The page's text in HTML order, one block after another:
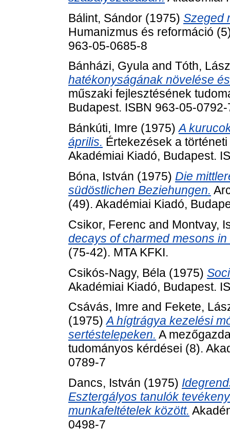
Bálint, Sándor (1975) Szeged
Humanizmus és reformáció
963-05-0685-8
Bánházi, Gyula and Tóth,
hatékonyságának növelése
műszaki fejlesztésének
Budapest. ISBN 963-05-0792-
Bánkúti, Imre (1975)A
április. Értekezések a
Akadémiai Kiadó, Budapest.
Bóna, István (1975) Die
südöstlichen Beziehungen.
(49). Akadémiai Kiadó,
Csikor, Ferenc and Montvay,
decays of charmed mesons
(75-42). MTA KFKI.
Csikós-Nagy, Béla (1975)
Akadémiai Kiadó, Budapest.
Csávás, Imre and Fekete,
(1975)A hígtrágya kezelési
sertéstelepeken. A
tudományos kérdései (8).
0789-7
Dancs, István (1975)
Esztergályos tanulók
munkafeltételek között.
0498-7